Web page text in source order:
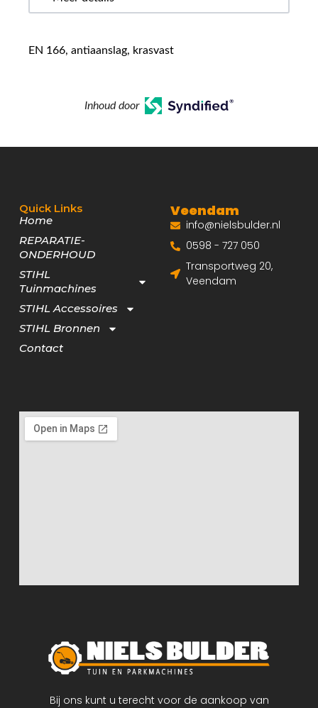
EN 166, antiaanslag, krasvast
Inhoud door
Bij ons kunt u terecht voor de aankoop van
Quick Links
Home
REPARATIE-
ONDERHOUD
STIHL
Tuinmachines
STIHL Accessoires
STIHL Bronnen
Contact
Veendam
info@nielsbulder.nl
0598 - 727 050
Transportweg 20,
Veendam